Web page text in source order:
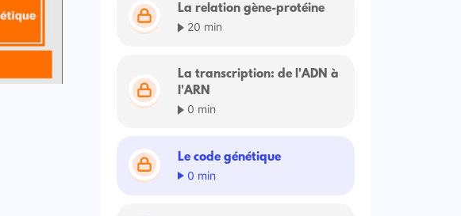
La relation gène-protéine
20 min
La transcription: de l'ADN à
l'ARN
0 min
Le code génétique
0 min